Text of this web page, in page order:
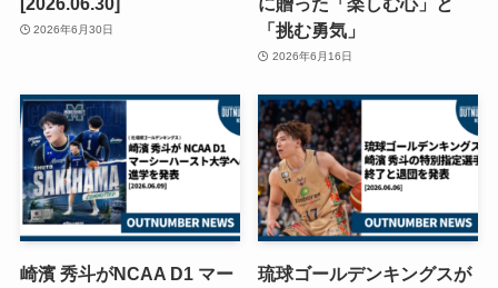
2026年6月30日
「挑む勇気」
2026年6月16日
崎濱 秀斗がNCAA D1 マー
琉球ゴールデンキングスが